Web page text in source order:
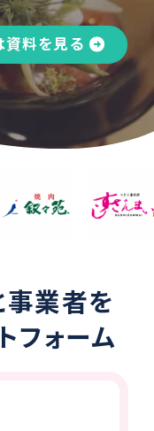
資料を見る
業者を
フォーム